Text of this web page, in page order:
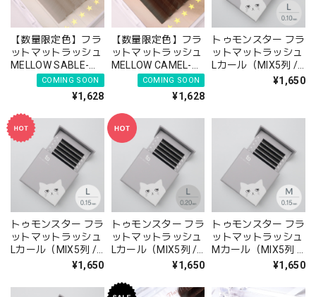
【数量限定色】フラ
ットマットラッシュ
MELLOW SABLE-メ
ローサーブル- (5列
シート)
COMING SOON
¥1,628
【数量限定色】フラ
ットマットラッシュ
MELLOW CAMEL-メ
ローキャメル- (5列
シート)
COMING SOON
¥1,628
トゥモンスター フラ
ットマットラッシュ
Lカール（MIX5列 /
単一6列）- 0.10mm
¥1,650
トゥモンスター フラ
ットマットラッシュ
Lカール（MIX5列 /
単一6列）- 0.15mm
¥1,650
トゥモンスター フラ
ットマットラッシュ
Lカール（MIX5列 /
単一6列）- 0.20mm
¥1,650
トゥモンスター フラ
ットマットラッシュ
Mカール（MIX5列 /
単一6列）- 0.15mm
¥1,650